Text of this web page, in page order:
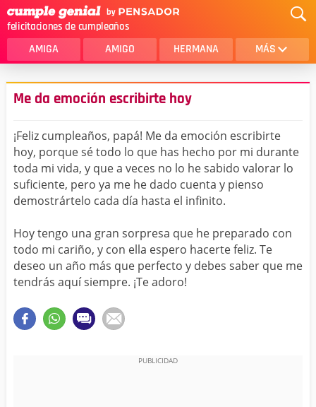
felicitaciones de cumpleaños
AMIGA AMIGO HERMANA MÁS
MAMA
AMOR
SOBRINA
HIJA
HERMANO
HIJO
NOVIA
ESPOSO
TIA
CUÑADA
ALGUIEN ESPECIAL
TODAS LAS CATEGORÍAS
Me da emoción escribirte hoy
¡Feliz cumpleaños, papá! Me da emoción escribirte
hoy, porque sé todo lo que has hecho por mi durante
toda mi vida, y que a veces no lo he sabido valorar lo
suficiente, pero ya me he dado cuenta y pienso
demostrártelo cada día hasta el infinito.
Hoy tengo una gran sorpresa que he preparado con
todo mi cariño, y con ella espero hacerte feliz. Te
deseo un año más que perfecto y debes saber que me
tendrás aquí siempre. ¡Te adoro!